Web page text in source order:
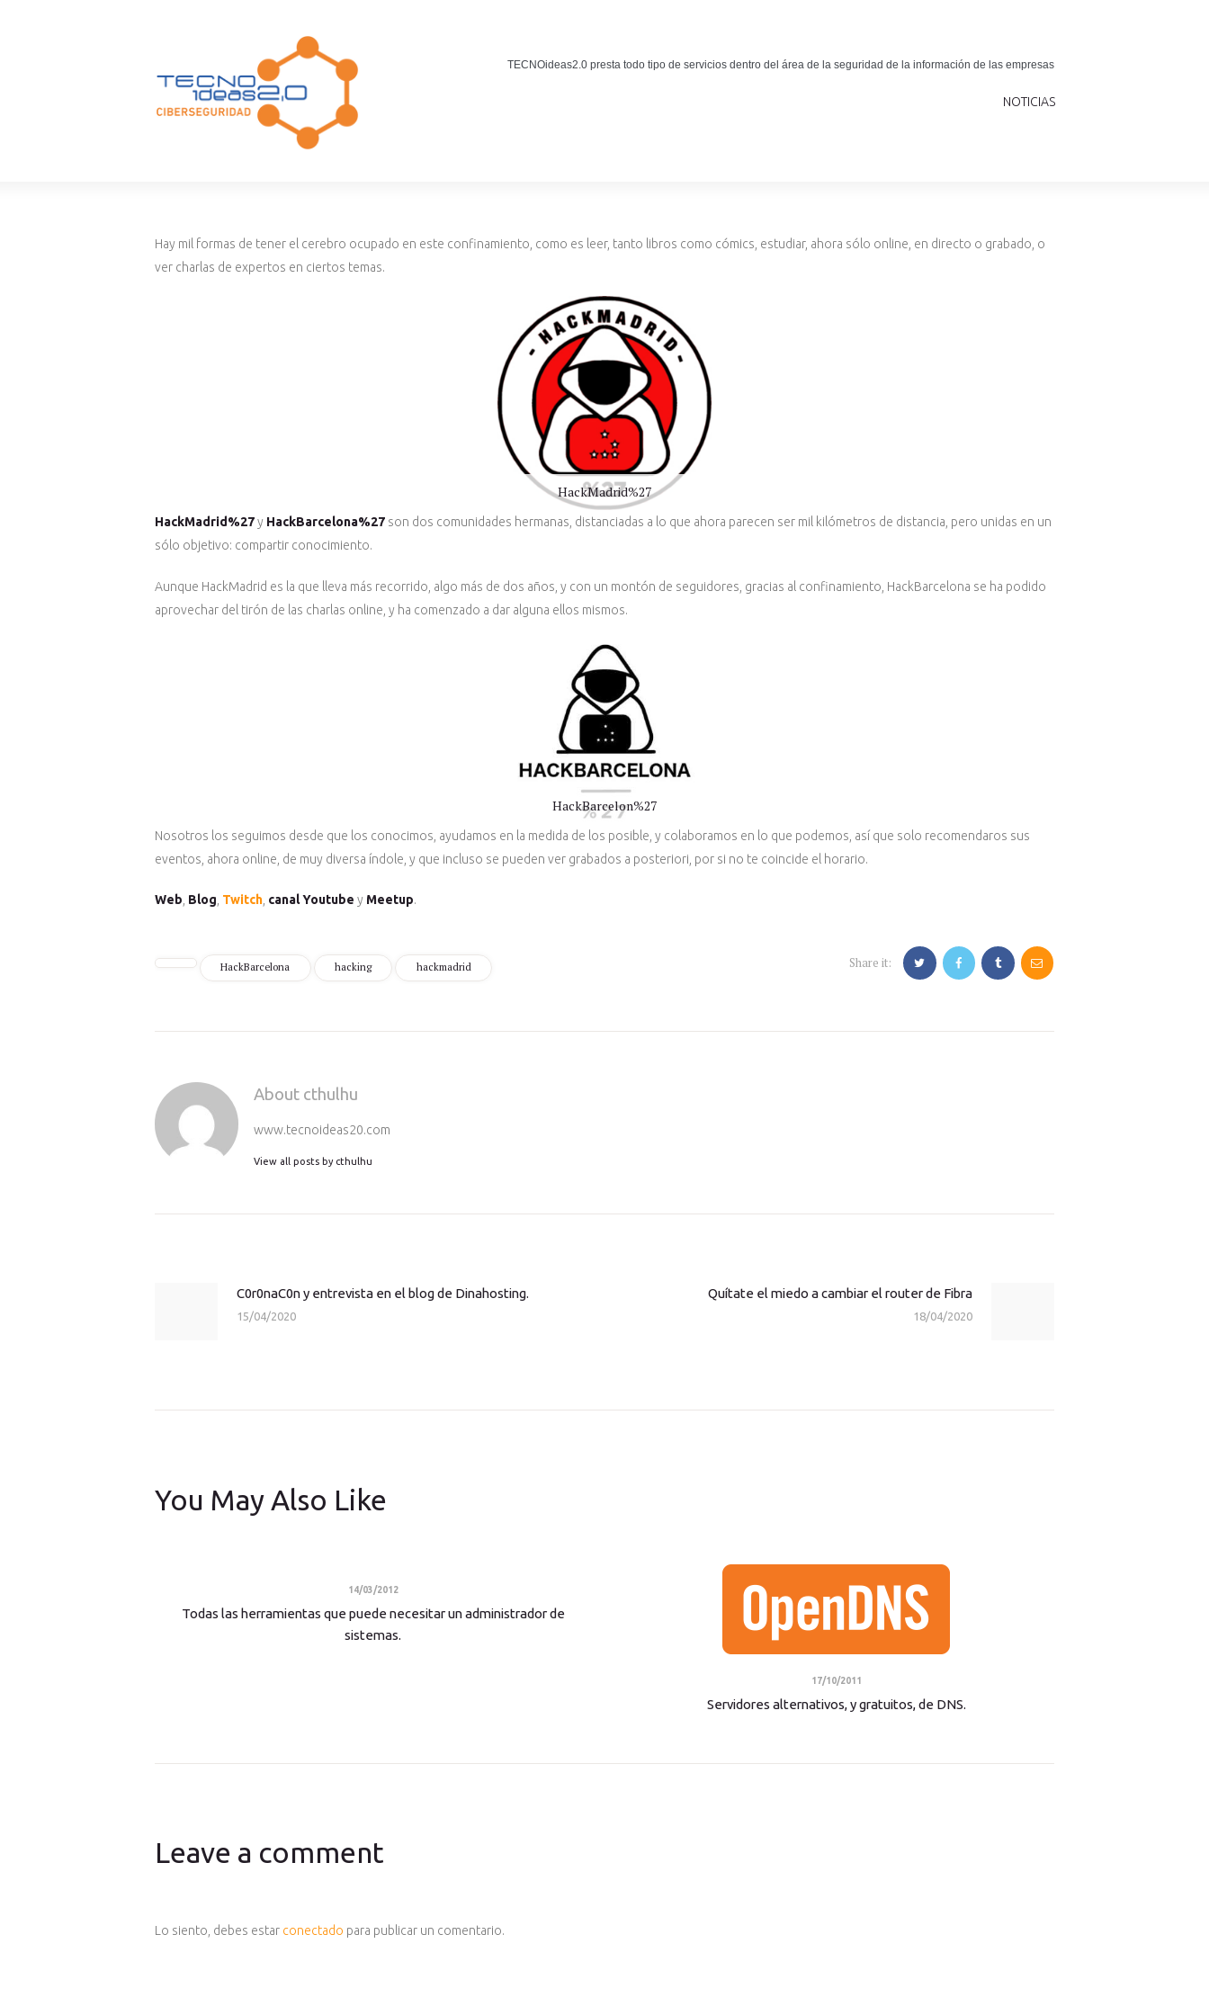
TECNOideas2.0 presta todo tipo de servicios dentro del área de la seguridad de la información de las empresas
NOTICIAS
Noticias tecnológicas.
Hay mil formas de tener el cerebro ocupado en este confinamiento, como es leer, tanto libros como cómics, estudiar, ahora sólo online, en directo o grabado, o
ver charlas de expertos en ciertos temas.
HackMadrid%27
HackMadrid%27y HackBarcelona%27 son dos comunidades hermanas, distanciadas a lo que ahora parecen ser mil kilómetros de distancia, pero unidas en un
sólo objetivo: compartir conocimiento.
Aunque HackMadrid es la que lleva más recorrido, algo más de dos años, y con un montón de seguidores, gracias al confinamiento, HackBarcelona se ha podido
aprovechar del tirón de las charlas online, y ha comenzado a dar alguna ellos mismos.
HackBarcelon%27
Nosotros los seguimos desde que los conocimos, ayudamos en la medida de los posible, y colaboramos en lo que podemos, así que solo recomendaros sus
eventos, ahora online, de muy diversa índole, y que incluso se pueden ver grabados a posteriori, por si no te coincide el horario.
Web, Blog, Twitch, canal Youtube y Meetup.
HackBarcelona hacking hackmadrid Share it:
About cthulhu
www.tecnoideas20.com
View all posts by cthulhu
entradasPrevious
post:
C0r0naC0n y entrevista en el blog de Dinahosting.
15/04/2020
Quítate el miedo a cambiar el router de Fibra
18/04/2020
You May Also Like
14/03/2012
Todas las herramientas que puede necesitar un administrador de
sistemas.
17/10/2011
Servidores alternativos, y gratuitos, de DNS.
Leave a comment
Lo siento, debes estar conectado para publicar un comentario.